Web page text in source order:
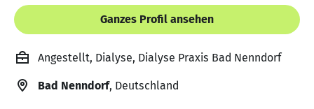
Ganzes Profil ansehen
Angestellt, Dialyse, Dialyse Praxis Bad Nenndorf
Bad Nenndorf, Deutschland